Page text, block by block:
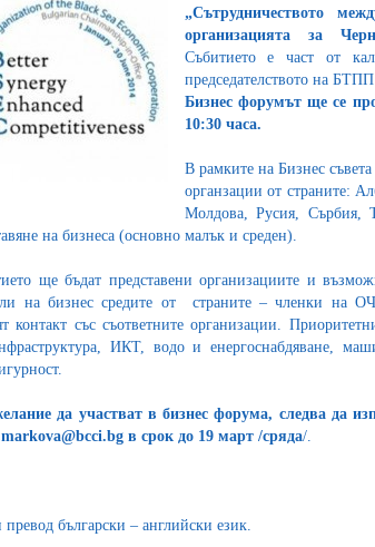
„Сътрудничеството
организацията за
Събитието е част от
председателството на
Бизнес форумът ще се
10:30 часа.
В рамките на Бизнес
органзации от страните:
Молдова, Русия, Сърбия,
на бизнеса (основно малък и среден).
ще бъдат представени организациите и
на бизнес средите от страните – членки на
контакт със съответните организации.
ИКТ, водо и енергоснабдяване,
да участват в бизнес форума, следва да
в срок до 19 март /сряда/.
български – английски език.